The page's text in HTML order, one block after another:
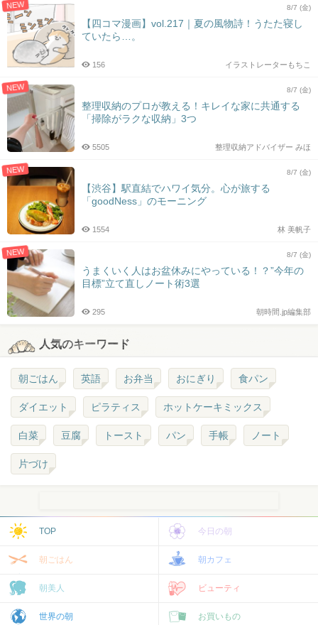
NEW 8/7 (金)
【四コマ漫画】vol.217｜夏の風物詩！うたた寝し
ていたら…。
イラストレーターもちこ
156
NEW 8/7 (金)
整理収納のプロが教える！キレイな家に共通する
「掃除がラクな収納」3つ
整理収納アドバイザー みほ
5505
NEW 8/7 (金)
【渋谷】駅直結でハワイ気分。心が旅する
「goodNess」のモーニング
林 美帆子
1554
NEW 8/7 (金)
うまくいく人はお盆休みにやっている！？”今年の
目標”立て直しノート術3選
朝時間.jp編集部
295
人気のキーワード
朝ごはん 英語 お弁当 おにぎり 食パン
ダイエット ピラティス ホットケーキミックス
白菜 豆腐 トースト パン 手帳 ノート
片づけ
TOP 今日の朝
朝ごはん 朝カフェ
朝美人 ビューティ
世界の朝 お買いもの